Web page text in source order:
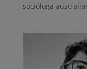
socióloga